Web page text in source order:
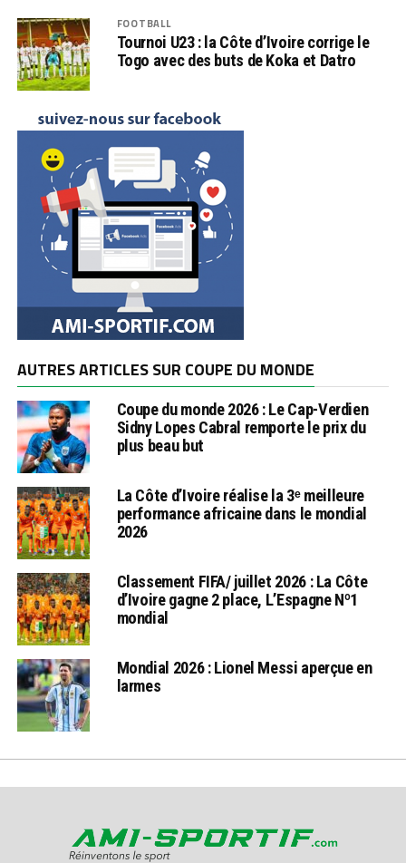
FOOTBALL
Tournoi U23 : la Côte d’Ivoire corrige le
Togo avec des buts de Koka et Datro
AUTRES ARTICLES SUR COUPE DU MONDE
Coupe du monde 2026 : Le Cap-Verdien
Sidny Lopes Cabral remporte le prix du
plus beau but
La Côte d’Ivoire réalise la 3ᵉ meilleure
performance africaine dans le mondial
2026
Classement FIFA/ juillet 2026 : La Côte
d’Ivoire gagne 2 place, L’Espagne Nº1
mondial
Mondial 2026 : Lionel Messi aperçue en
larmes